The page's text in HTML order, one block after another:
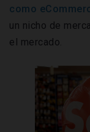
como
un nicho de
el mercado.